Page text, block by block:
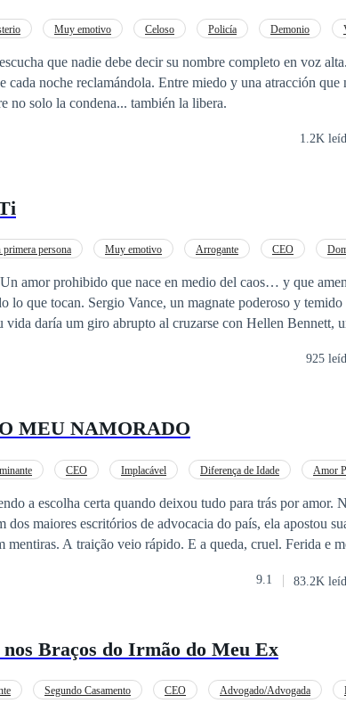
Muy emotivo Celoso Policía Demonio
que nadie debe decir su nombre completo en voz
cada noche reclamándola. Entre miedo y una atracción que
no solo la condena... también la libera.
1.2K
persona Muy emotivo Arrogante CEO
lo que tocan. Sergio Vance, un magnate poderoso y
vida daría um giro abrupto al cruzarse con Hellen Bennett,
y potencialmente desencadenantes:
925
MEU NAMORADO
CEO Implacável Diferença de Idade
Amor
a escolha certa quando deixou tudo para trás por amor.
maiores escritórios de advocacia do país, ela apostou
mentiras. A traição veio rápido. E a queda, cruel. Ferida e
do homem que a havia destruído. O que deveria ser
medo de não ser aceita e a certeza de que nunca foi tão
que construiu… Porque alguns amores não pedem permissão. Eles
9.1 83.2K
Braços do Irmão do Meu Ex
Segundo Casamento CEO Advogado/Advogada